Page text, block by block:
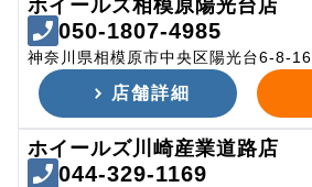
ホイールズ相模原陽光台店
050-1807-4985
神奈川県相模原市中央区陽光台6-8-16
店舗詳細
ホイールズ川崎産業道路店
044-329-1169